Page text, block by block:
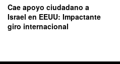
Cae apoyo ciudadano a
Israel en EEUU: Impactante
giro internacional